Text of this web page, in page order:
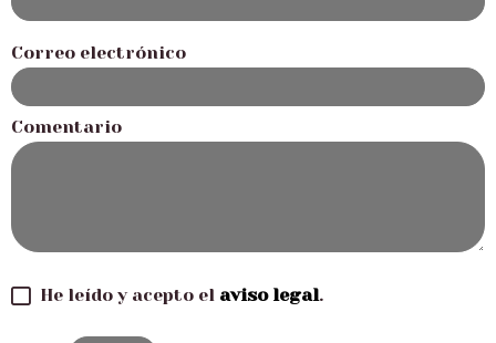
Correo electrónico
Comentario
He leído y acepto el aviso legal.